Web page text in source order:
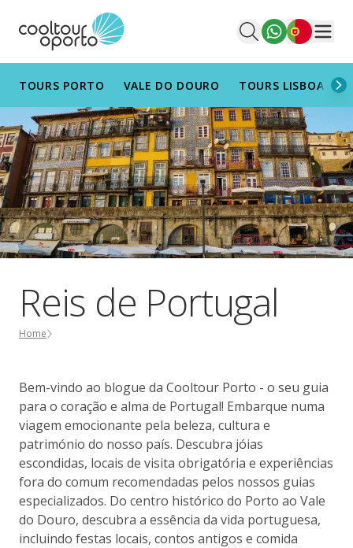
Português
TOURS PORTO VALE DO DOURO TOURS LISBOA
Reis de Portugal
Home
Bem-vindo ao blogue da Cooltour Porto - o seu guia
para o coração e alma de Portugal! Embarque numa
viagem emocionante pela beleza, cultura e
património do nosso país. Descubra jóias
escondidas, locais de visita obrigatória e experiências
fora do comum recomendadas pelos nossos guias
especializados. Do centro histórico do Porto ao Vale
do Douro, descubra a essência da vida portuguesa,
incluindo festas locais, contos antigos e comida